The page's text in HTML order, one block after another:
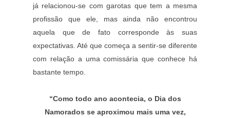
já relacionou-se com garotas que tem a mesma
profissão que ele, mas ainda não encontrou
aquela que de fato corresponde às suas
expectativas. Até que começa a sentir-se diferente
com relação a uma comissária que conhece há
bastante tempo.
“Como todo ano acontecia, o Dia dos
Namorados se aproximou mais uma vez,